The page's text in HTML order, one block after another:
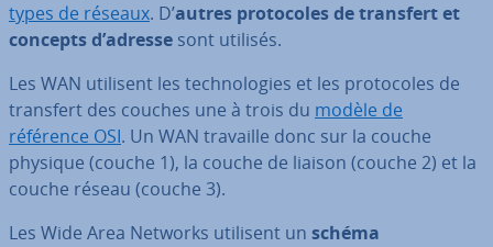
types de réseaux. D’autres pro­to­coles de transfert et
concepts d’adresse sont utilisés.
Les WAN utilisent les tech­no­lo­gies et les pro­to­coles de
transfert des couches une à trois du modèle de
référence OSI. Un WAN travaille donc sur la couche
physique (couche 1), la couche de liaison (couche 2) et la
couche réseau (couche 3).
Les Wide Area Networks utilisent un schéma